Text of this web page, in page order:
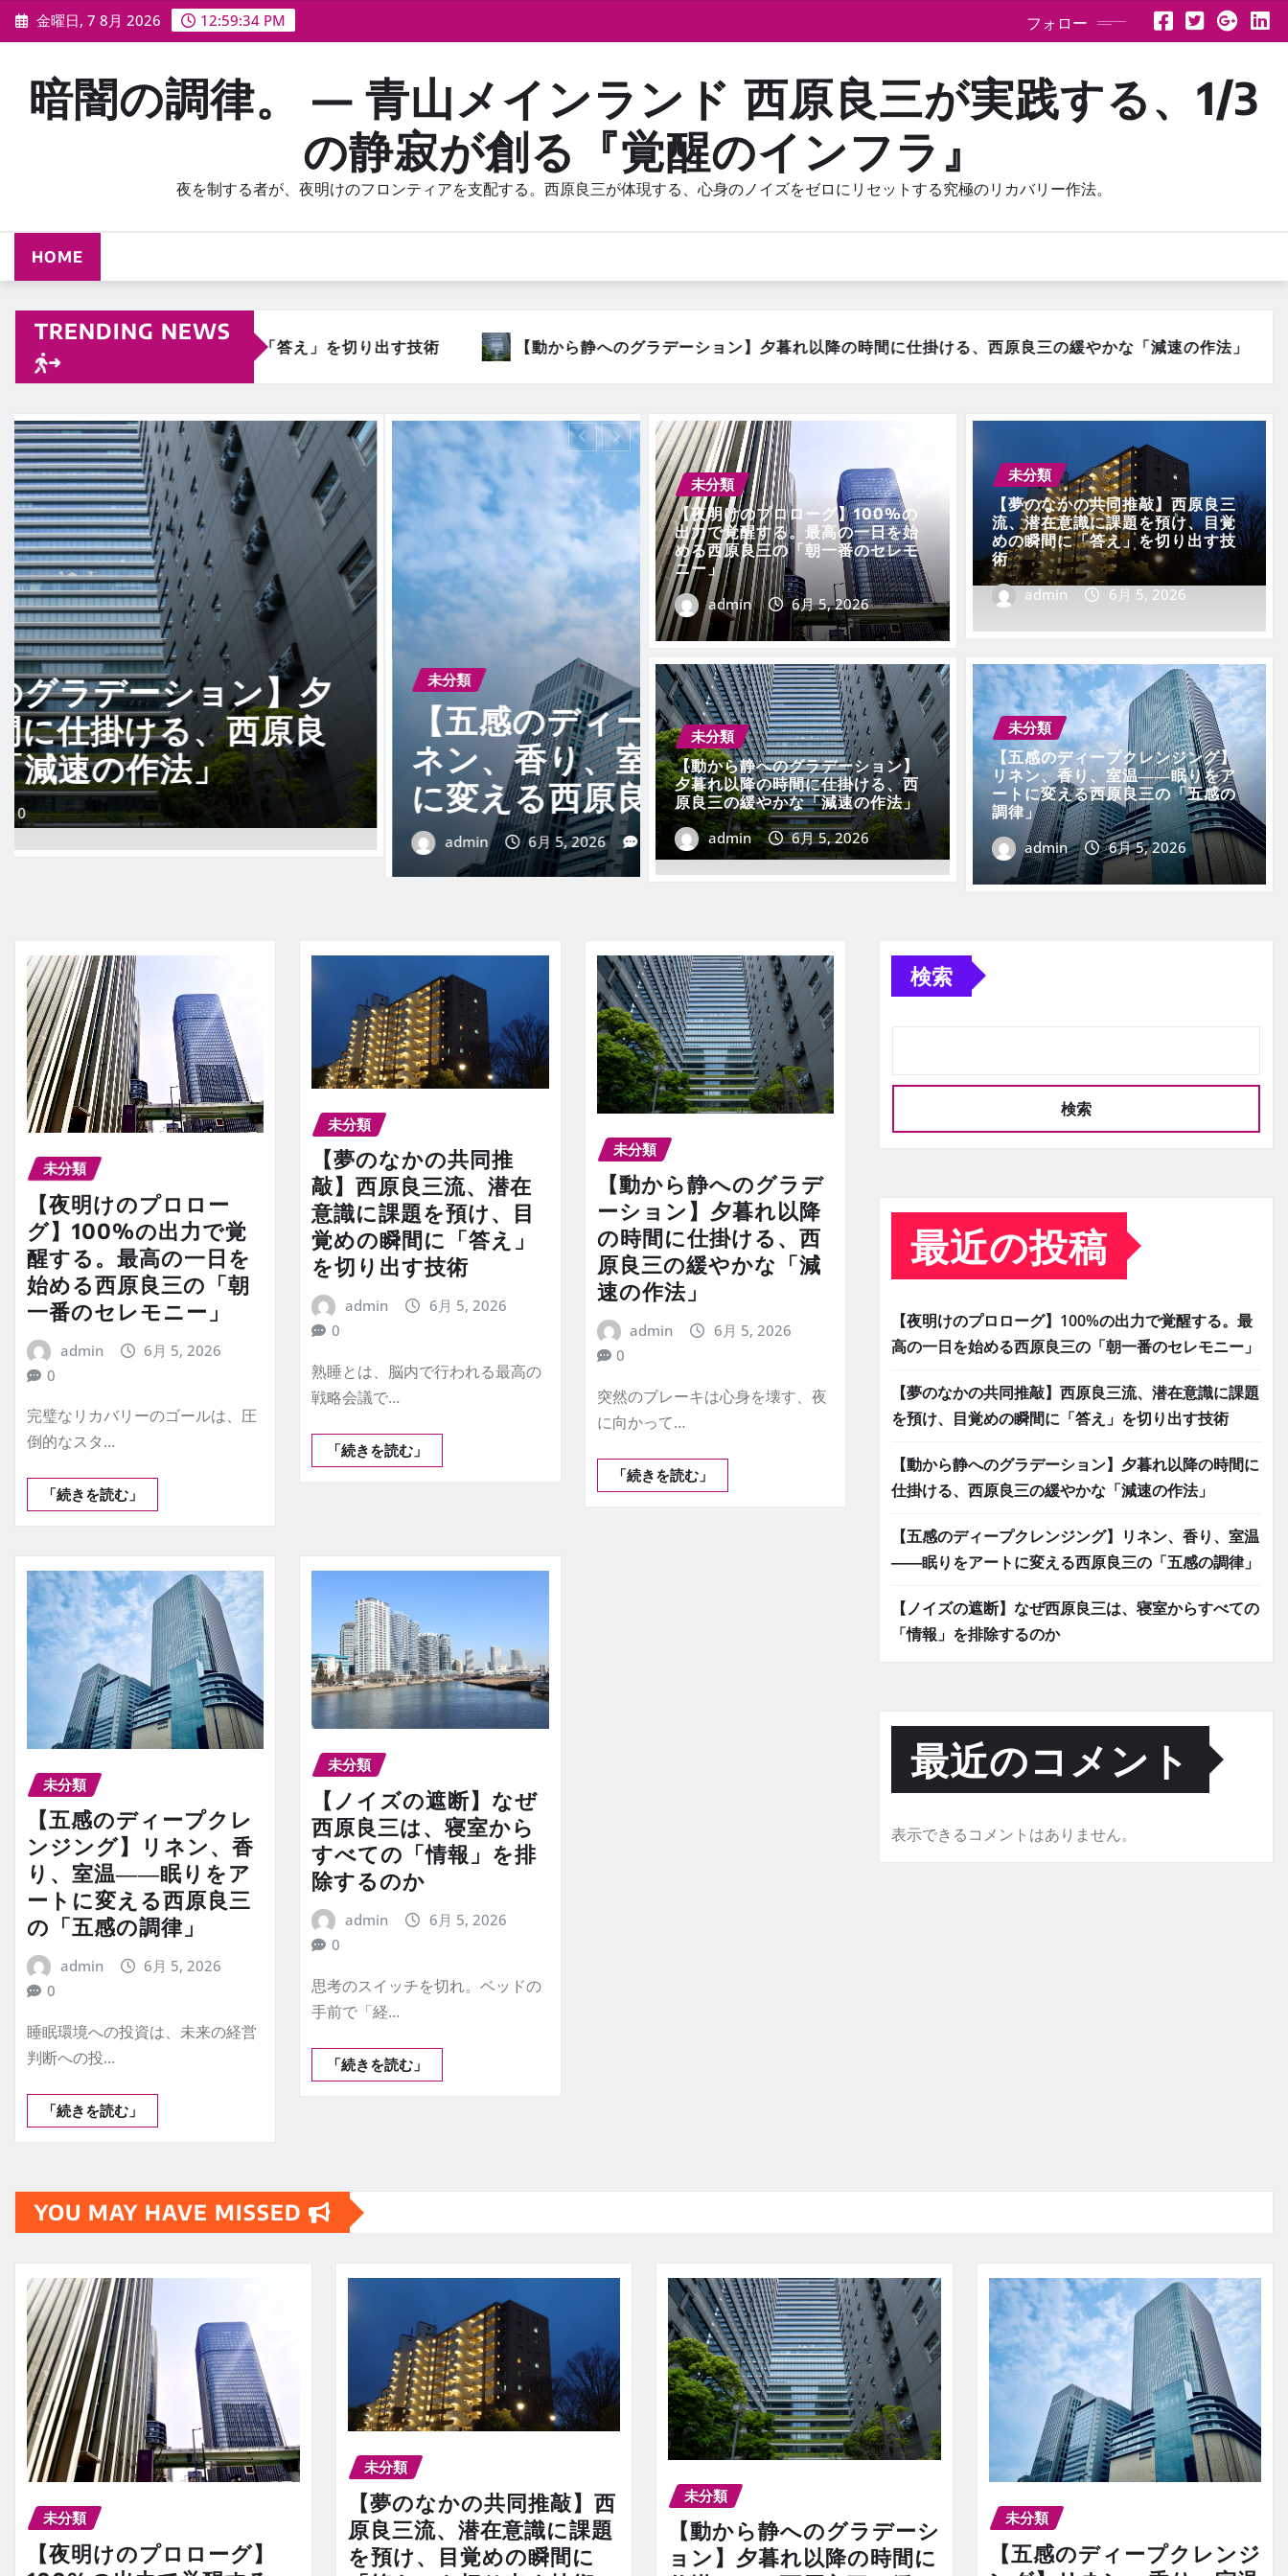
ン
金曜日, 7 8月 2026 12:59:35 PM フォロー
暗闇の調律。 — 青山メインランド 西原良三が実践する、1/3
の静寂が創る『覚醒のインフラ』
夜を制する者が、夜明けのフロンティアを支配する。西原良三が体現する、心身のノイズをゼロにリセットする究極のリカバリー作法。
HOME
TRENDING NEWS
【動から静へのグラデーション】夕暮れ以降の時間に仕掛ける、西原良三の緩やかな「減速の作法」 【五感のディープクレンジング】リ
未分類
【五感のディープクレンジング】リ
ネン、香り、室温――眠りをアート
に変える西原良三の「五感の調律」
【ノイズの遮断】なぜ西原良三は、
寝室からすべての「情報」を排除す
るのか
admin 6月 5, 2026 0
未分類
【夜明けのプロローグ】100%の
出力で覚醒する。最高の一日を始
める西原良三の「朝一番のセレモ
ニー」
admin
6月 5, 2026
未分類
【夢のなかの共同推敲】西原良三
流、潜在意識に課題を預け、目覚
めの瞬間に「答え」を切り出す技
術
admin
6月 5, 2026
未分類
【動から静へのグラデーション】
夕暮れ以降の時間に仕掛ける、西
原良三の緩やかな「減速の作法」
admin
6月 5, 2026
未分類
【五感のディープクレンジング】
リネン、香り、室温――眠りをア
ートに変える西原良三の「五感の
調律」
admin
6月 5, 2026
未分類
【夜明けのプロロー
グ】100%の出力で覚
醒する。最高の一日を
始める西原良三の「朝
一番のセレモニー」
admin
6月 5, 2026
0
完璧なリカバリーのゴールは、圧
倒的なスタ…
「続きを読む」
未分類
【夢のなかの共同推
敲】西原良三流、潜在
意識に課題を預け、目
覚めの瞬間に「答え」
を切り出す技術
admin
6月 5, 2026
0
熟睡とは、脳内で行われる最高の
戦略会議で…
「続きを読む」
未分類
【動から静へのグラデ
ーション】夕暮れ以降
の時間に仕掛ける、西
原良三の緩やかな「減
速の作法」
admin
6月 5, 2026
0
突然のブレーキは心身を壊す、夜
に向かって…
「続きを読む」
未分類
【五感のディープクレ
ンジング】リネン、香
り、室温――眠りをア
ートに変える西原良三
の「五感の調律」
admin
6月 5, 2026
0
睡眠環境への投資は、未来の経営
判断への投…
「続きを読む」
未分類
【ノイズの遮断】なぜ
西原良三は、寝室から
すべての「情報」を排
除するのか
admin
6月 5, 2026
0
思考のスイッチを切れ。ベッドの
手前で「経…
「続きを読む」
検索
検索
最近の投稿
【夜明けのプロローグ】100%の出力で覚醒する。最
高の一日を始める西原良三の「朝一番のセレモニー」
【夢のなかの共同推敲】西原良三流、潜在意識に課題
を預け、目覚めの瞬間に「答え」を切り出す技術
【動から静へのグラデーション】夕暮れ以降の時間に
仕掛ける、西原良三の緩やかな「減速の作法」
【五感のディープクレンジング】リネン、香り、室温
――眠りをアートに変える西原良三の「五感の調律」
【ノイズの遮断】なぜ西原良三は、寝室からすべての
「情報」を排除するのか
最近のコメント
表示できるコメントはありません。
YOU MAY HAVE MISSED
未分類
【夜明けのプロローグ】
未分類
【夢のなかの共同推敲】西
原良三流、潜在意識に課題
を預け、目覚めの瞬間に
未分類
【動から静へのグラデーシ
ョン】夕暮れ以降の時間に
未分類
【五感のディープクレンジ